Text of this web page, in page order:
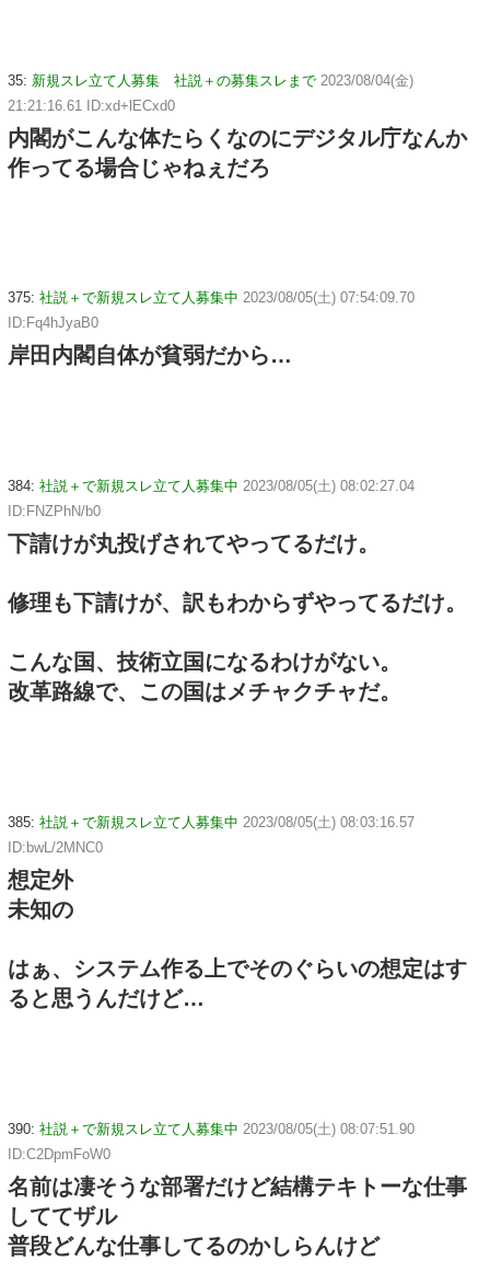
35: 新規スレ立て人募集 社説＋の募集スレまで 2023/08/04(金)
21:21:16.61 ID:xd+lECxd0
内閣がこんな体たらくなのにデジタル庁なんか
作ってる場合じゃねぇだろ
375: 社説＋で新規スレ立て人募集中 2023/08/05(土) 07:54:09.70
ID:Fq4hJyaB0
岸田内閣自体が貧弱だから…
384: 社説＋で新規スレ立て人募集中 2023/08/05(土) 08:02:27.04
ID:FNZPhN/b0
下請けが丸投げされてやってるだけ。
修理も下請けが、訳もわからずやってるだけ。
こんな国、技術立国になるわけがない。
改革路線で、この国はメチャクチャだ。
385: 社説＋で新規スレ立て人募集中 2023/08/05(土) 08:03:16.57
ID:bwL/2MNC0
想定外
未知の
はぁ、システム作る上でそのぐらいの想定はす
ると思うんだけど…
390: 社説＋で新規スレ立て人募集中 2023/08/05(土) 08:07:51.90
ID:C2DpmFoW0
名前は凄そうな部署だけど結構テキトーな仕事
しててザル
普段どんな仕事してるのかしらんけど